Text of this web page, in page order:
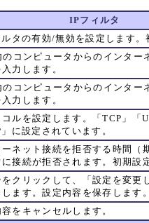
IPフィルタ
タの有効/無効を設定します
コンピュータからのインター
力します。
コンピュータからのインター
力します。
コルを設定します。「TCP」「
」に設定されています。
ーネット接続を拒否する時間（
に接続が拒否されます。初期設
クリックして、「設定を変更
します。設定内容を保存します
をキャンセルします。